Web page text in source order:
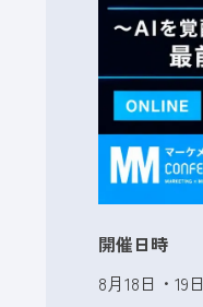
開催日時
8月18日・19